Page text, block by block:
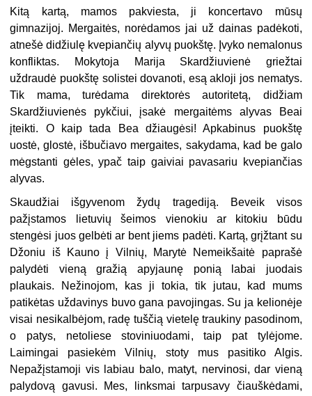
Kitą kartą, mamos pakviesta, ji koncertavo mūsų
gimnazijoj. Mergaitės, norėdamos jai už dainas padėkoti,
atnešė didžiulę kvepiančių alyvų puokštę. Įvyko nemalonus
konfliktas. Mokytoja Marija Skardžiuvienė griežtai
uždraudė puokštę solistei dovanoti, esą akloji jos nematys.
Tik mama, turėdama direktorės autoritetą, didžiam
Skardžiuvienės pykčiui, įsakė mergaitėms alyvas Beai
įteikti. O kaip tada Bea džiaugėsi! Apkabinus puokštę
uostė, glostė, išbučiavo mergaites, sakydama, kad be galo
mėgstanti gėles, ypač taip gaiviai pavasariu kvepiančias
alyvas.
Skaudžiai išgyvenom žydų tragediją. Beveik visos
pažįstamos lietuvių šeimos vienokiu ar kitokiu būdu
stengėsi juos gelbėti ar bent jiems padėti. Kartą, grįžtant su
Džoniu iš Kauno į Vilnių, Marytė Nemeikšaitė paprašė
palydėti vieną gražią apyjaunę ponią labai juodais
plaukais. Nežinojom, kas ji tokia, tik jutau, kad mums
patikėtas uždavinys buvo gana pavojingas. Su ja kelionėje
visai nesikalbėjom, radę tuščią vietelę traukiny pasodinom,
o patys, netoliese stoviniuodami, taip pat tylėjome.
Laimingai pasiekėm Vilnių, stoty mus pasitiko Algis.
Nepažįstamoji vis labiau balo, matyt, nervinosi, dar vieną
palydovą gavusi. Mes, linksmai tarpusavy čiauškėdami,